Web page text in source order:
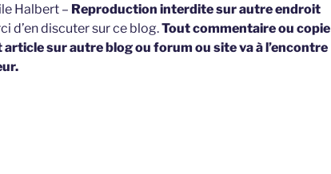
Halbert – Reproduction interdite sur autre endroit
d’en discuter sur ce blog.Tout commentaire ou copie
article sur autre blog ou forum ou site va à l’encontre